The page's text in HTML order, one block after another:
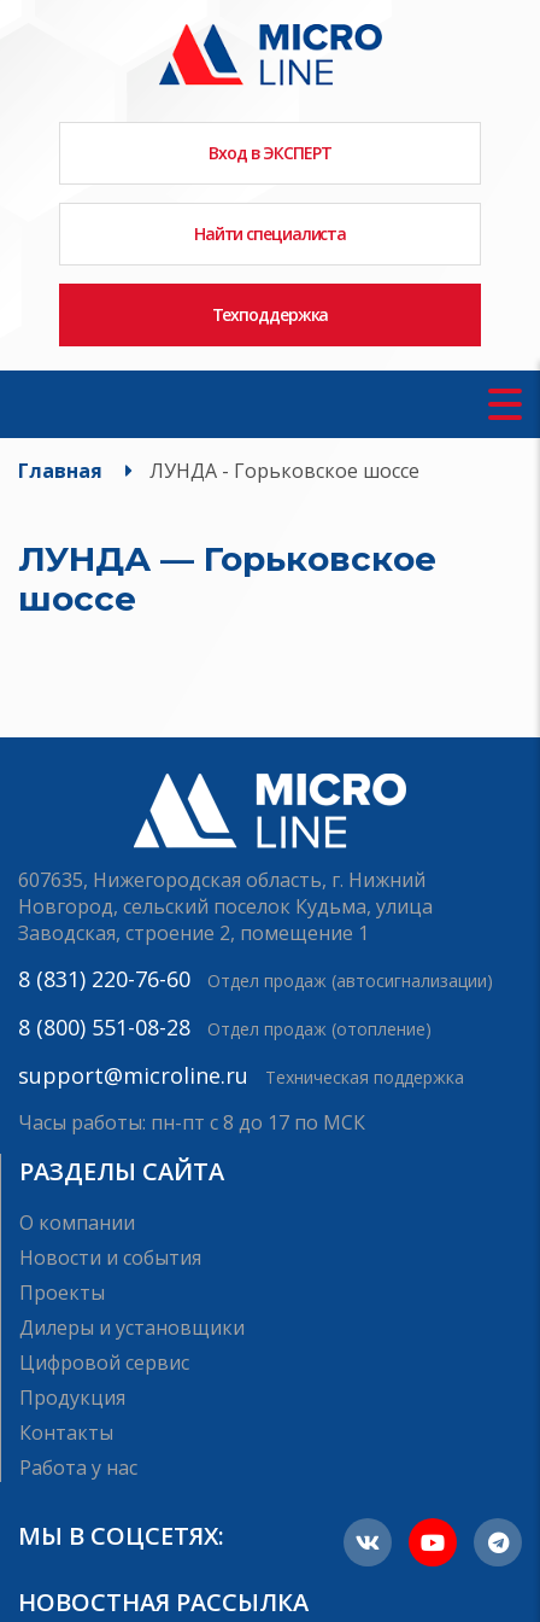
Вход в ЭКСПЕРТ
Найти специалиста
Техподдержка
Главная ЛУНДА - Горьковское шоссе
ЛУНДА — Горьковское
шоссе
607635, Нижегородская область, г. Нижний
Новгород, сельский поселок Кудьма, улица
Заводская, строение 2, помещение 1
8 (831) 220-76-60 Отдел продаж (автосигнализации)
8 (800) 551-08-28 Отдел продаж (отопление)
support@microline.ru Техническая поддержка
Часы работы: пн-пт с 8 до 17 по МСК
РАЗДЕЛЫ САЙТА
О компании
Новости и события
Проекты
Дилеры и установщики
Цифровой сервис
Продукция
Контакты
Работа у нас
МЫ В СОЦСЕТЯХ:
НОВОСТНАЯ РАССЫЛКА